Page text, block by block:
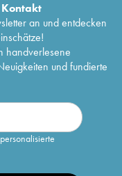
Kontakt
an und entdecken
handverlesene
und fundierte